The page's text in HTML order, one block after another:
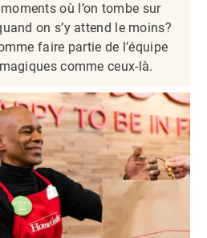
où l’on tombe sur
on s’y attend le moins?
faire partie de l’équipe
comme ceux-là.​​​​​​​